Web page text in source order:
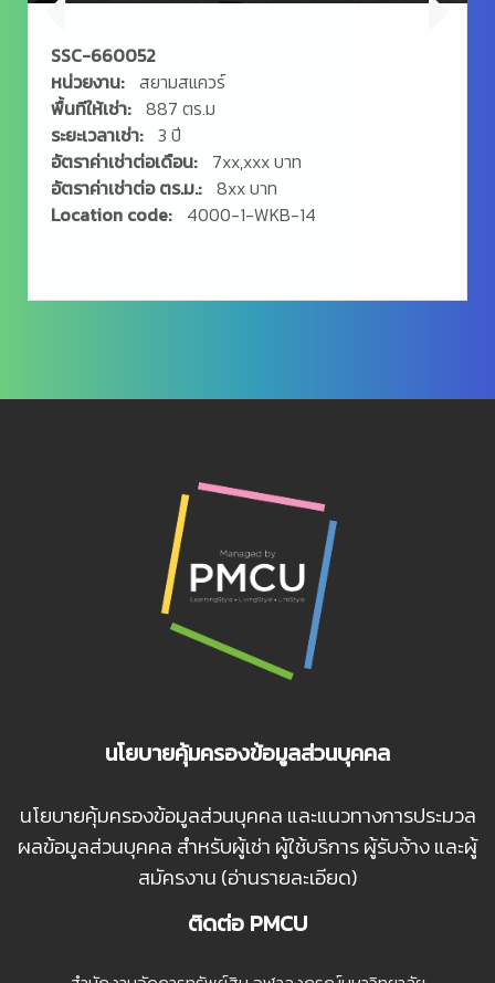
SSC-660052
หน่วยงาน: สยามสแควร์
พื้นทีให้เช่า: 887 ตร.ม
ระยะเวลาเช่า: 3 ปี
อัตราค่าเช่าต่อเดือน:
7xx,xxx บาท
อัตราค่าเช่าต่อ ตร.ม.: 8xx บาท
Location code:
4000-1-WKB-14
นโยบายคุ้มครองข้อมูลส่วนบุคคล
นโยบายคุ้มครองข้อมูลส่วนบุคคล และแนวทางการประมวล
ผลข้อมูลส่วนบุคคล สำหรับผู้เช่า ผู้ใช้บริการ ผู้รับจ้าง และผู้
สมัครงาน (อ่านรายละเอียด)
ติดต่อ PMCU